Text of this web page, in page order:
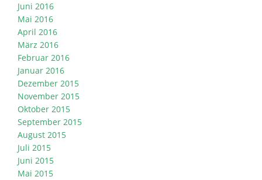
Juni 2016
Mai 2016
April 2016
März 2016
Februar 2016
Januar 2016
Dezember 2015
November 2015
Oktober 2015
September 2015
August 2015
Juli 2015
Juni 2015
Mai 2015